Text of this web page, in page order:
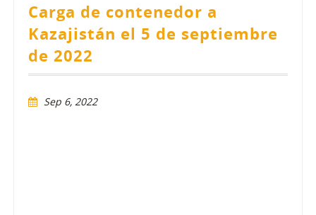
Carga de contenedor a
Kazajistán el 5 de septiembre
de 2022
Sep 6, 2022